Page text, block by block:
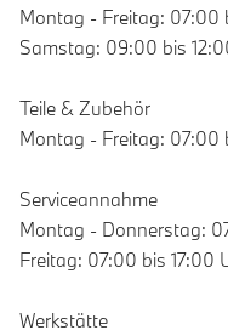
Montag - Freitag: 07:00
Samstag: 09:00 bis
Teile & Zubehör
Montag - Freitag: 07:00
Serviceannahme
Montag - Donnerstag:
Freitag: 07:00 bis 17:00
Werkstätte